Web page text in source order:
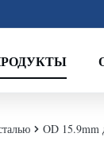
OD 15.9mm